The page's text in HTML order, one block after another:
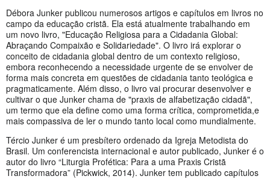
Débora Junker publicou numerosos artigos e capítulos em livros no
campo da educação cristã. Ela está atualmente trabalhando em
um novo livro, "Educação Religiosa para a Cidadania Global:
Abraçando Compaixão e Solidariedade". O livro irá explorar o
conceito de cidadania global dentro de um contexto religioso,
embora reconhecendo a necessidade urgente de se envolver de
forma mais concreta em questões de cidadania tanto teológica e
pragmaticamente. Além disso, o livro vai procurar desenvolver e
cultivar o que Junker chama de "praxis de alfabetização cidadã",
um termo que ela define como uma forma crítica, comprometida,e
mais compassiva de ler o mundo tanto local como mundialmente.
Tércio Junker é um presbítero ordenado da Igreja Metodista do
Brasil. Um conferencista internacional e autor publicado, Junker é o
autor do livro “Liturgia Profética: Para a uma Praxis Cristã
Transformadora” (Pickwick, 2014). Junker tem publicado capítulos